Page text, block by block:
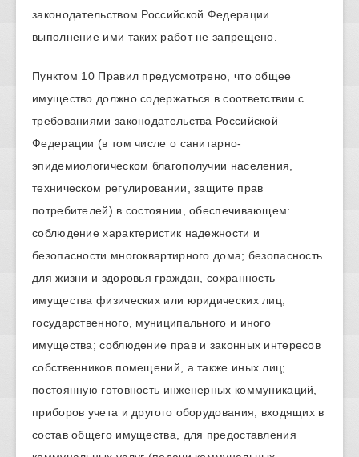
законодательством Российской Федерации
выполнение ими таких работ не запрещено.
Пунктом 10 Правил предусмотрено, что общее
имущество должно содержаться в соответствии с
требованиями законодательства Российской
Федерации (в том числе о санитарно-
эпидемиологическом благополучии населения,
техническом регулировании, защите прав
потребителей) в состоянии, обеспечивающем:
соблюдение характеристик надежности и
безопасности многоквартирного дома; безопасность
для жизни и здоровья граждан, сохранность
имущества физических или юридических лиц,
государственного, муниципального и иного
имущества; соблюдение прав и законных интересов
собственников помещений, а также иных лиц;
постоянную готовность инженерных коммуникаций,
приборов учета и другого оборудования, входящих в
состав общего имущества, для предоставления